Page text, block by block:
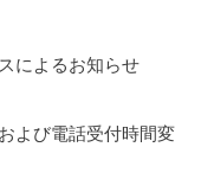
によるお知らせ
よび電話受付時間変